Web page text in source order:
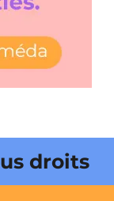
droits